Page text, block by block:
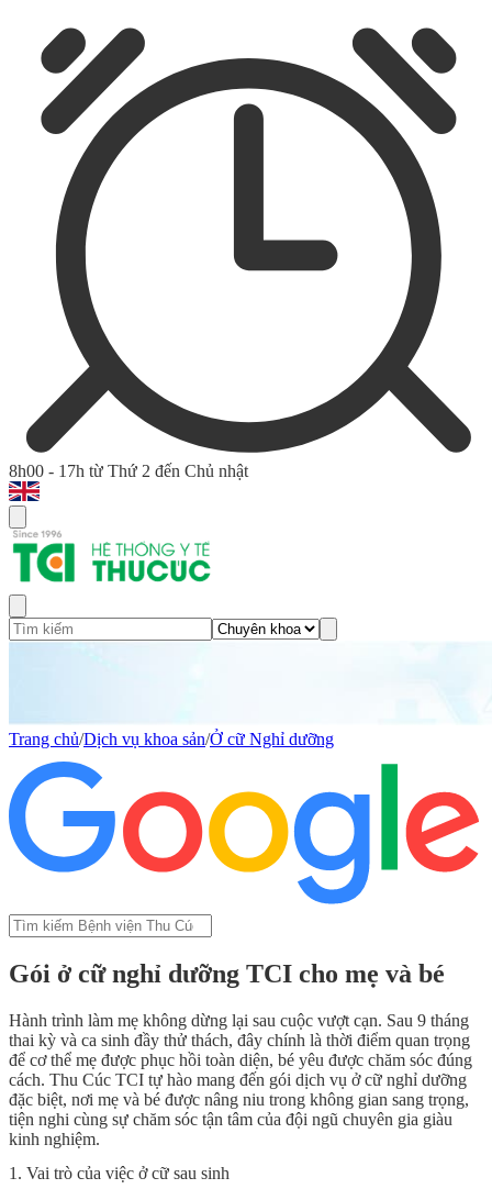
8h00 - 17h từ Thứ 2 đến Chủ nhật
Trang chủ/Dịch vụ khoa sản/Ở cữ Nghỉ dưỡng
Gói ở cữ nghỉ dưỡng TCI cho mẹ và bé
Hành trình làm mẹ không dừng lại sau cuộc vượt cạn. Sau 9 tháng
thai kỳ và ca sinh đầy thử thách, đây chính là thời điểm quan trọng
để cơ thể mẹ được phục hồi toàn diện, bé yêu được chăm sóc đúng
cách. Thu Cúc TCI tự hào mang đến gói dịch vụ ở cữ nghỉ dưỡng
đặc biệt, nơi mẹ và bé được nâng niu trong không gian sang trọng,
tiện nghi cùng sự chăm sóc tận tâm của đội ngũ chuyên gia giàu
kinh nghiệm.
1. Vai trò của việc ở cữ sau sinh